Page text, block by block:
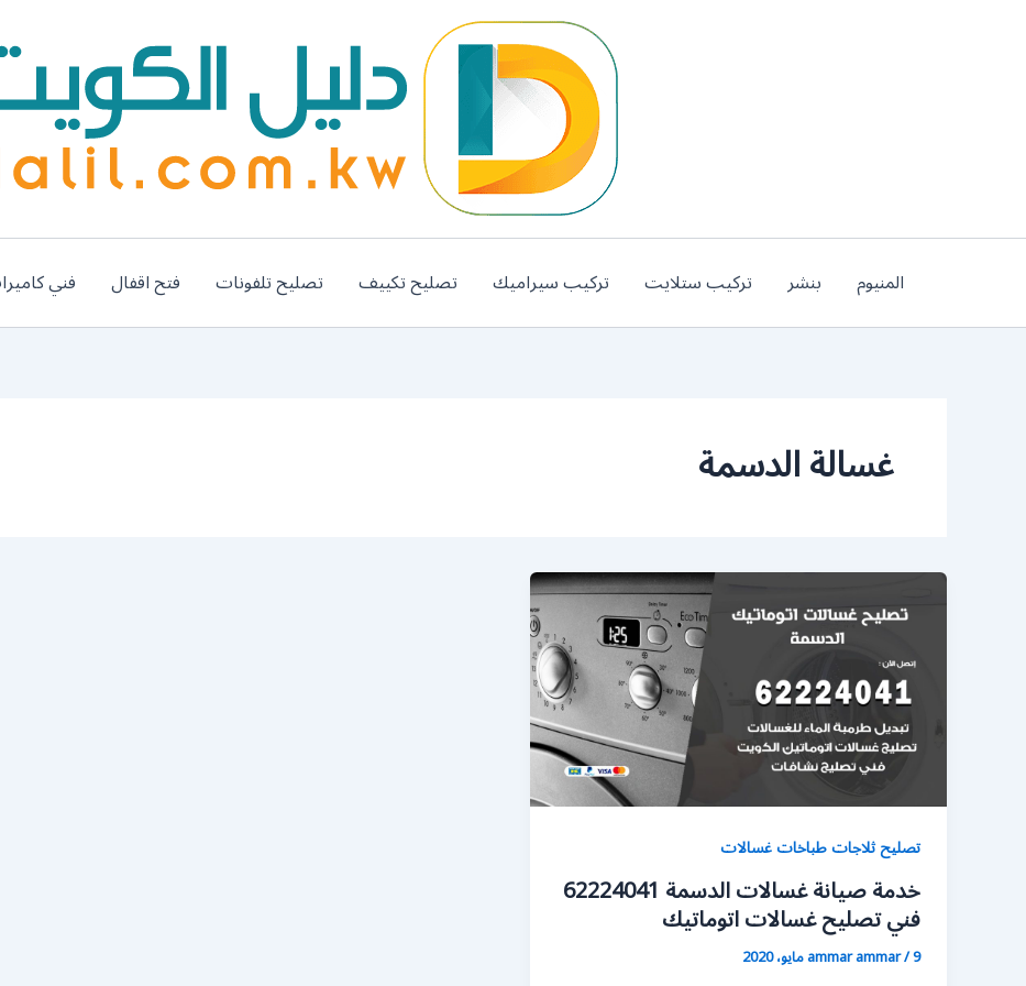
المنيوم بنشر تركيب ستلايت تركيب سيراميك تصليح تكييف تصليح تلفونات فتح اقفال فني
غسالة الدسمة
تصليح ثلاجات طباخات غسالات
خدمة صيانة غسالات الدسمة 62224041
فني تصليح غسالات اتوماتيك
ammar ammar/9 مايو، 2020